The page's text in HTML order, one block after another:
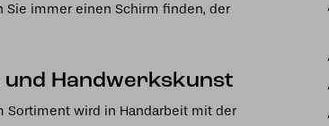
Sie immer einen Schirm finden, der
Handwerkskunst
Sortiment wird in Handarbeit mit der